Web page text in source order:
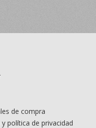
de compra
política de privacidad